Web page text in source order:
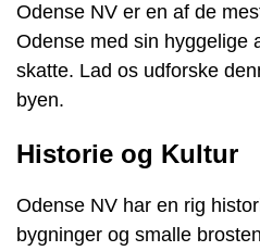
Odense NV er en af de
Odense med sin hyggelige
skatte. Lad os udforske
byen.
Historie og Kultur
Odense NV har en rig
bygninger og smalle